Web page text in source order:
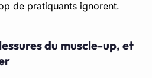
de pratiquants ignorent.
du muscle-up, et